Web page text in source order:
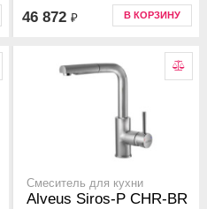
46 872 ₽ В КОРЗИНУ
Смеситель для кухни
Alveus Siros-P CHR-BR